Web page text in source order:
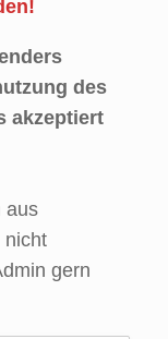
des
akzeptiert
aus
nicht
gern